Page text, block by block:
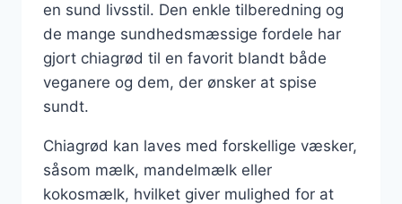
en sund livsstil. Den enkle tilberedning og
de mange sundhedsmæssige fordele har
gjort chiagrød til en favorit blandt både
veganere og dem, der ønsker at spise
sundt.
Chiagrød kan laves med forskellige væsker,
såsom mælk, mandelmælk eller
kokosmælk, hvilket giver mulighed for at